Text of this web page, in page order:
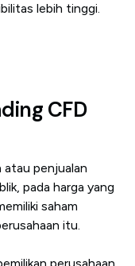
lebih tinggi.
CFD
atau penjualan
pada harga yang
saham
itu.